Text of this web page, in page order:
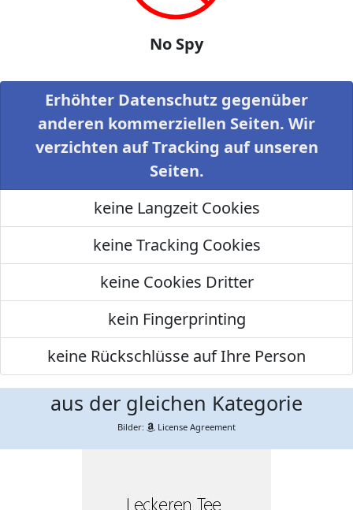
No Spy
Erhöhter Datenschutz gegenüber
anderen kommerziellen Seiten. Wir
verzichten auf Tracking auf unseren
Seiten.
keine Langzeit Cookies
keine Tracking Cookies
keine Cookies Dritter
kein Fingerprinting
keine Rückschlüsse auf Ihre Person
aus der gleichen Kategorie
Bilder: License Agreement